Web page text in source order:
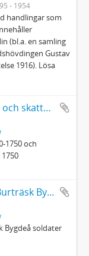
- 1954
handlingar som
(bl.a. en samling
Gustav
1916). Lösa
Ödehemman 1660-1750 och skattehemman i Umeå socken 1750
1750 och
Manuskript : Lövånger Burträsk Bygdeå soldater
Bygdeå soldater